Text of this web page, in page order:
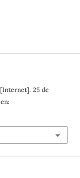
[Internet]. 25 de